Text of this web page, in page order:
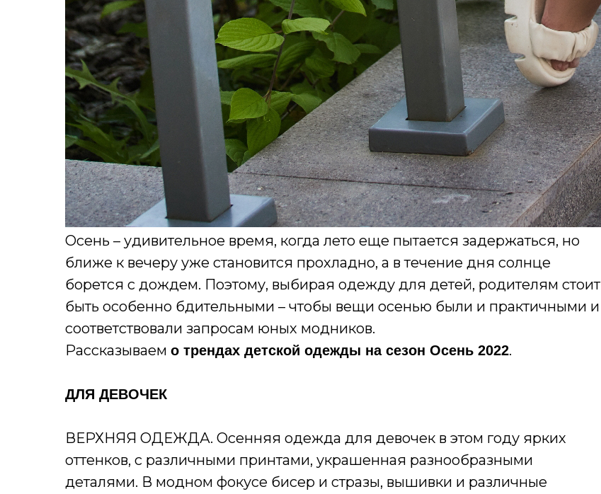
Осень – удивительное время, когда лето еще пытается задержаться, но
ближе к вечеру уже становится прохладно, а в течение дня солнце
борется с дождем. Поэтому, выбирая одежду для детей, родителям стоит
быть особенно бдительными – чтобы вещи осенью были и практичными и
соответствовали запросам юных модников.
Рассказываем о трендах детской одежды на сезон Осень 2022.
ДЛЯ ДЕВОЧЕК
ВЕРХНЯЯ ОДЕЖДА. Осенняя одежда для девочек в этом году ярких
оттенков, с различными принтами, украшенная разнообразными
деталями. В модном фокусе бисер и стразы, вышивки и различные